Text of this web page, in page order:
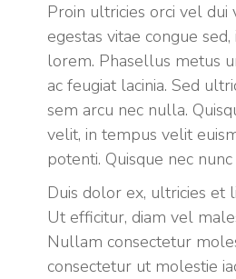
Proin ultricies orci vel
egestas vitae congue
lorem. Phasellus metus
ac feugiat lacinia. Sed
sem arcu nec nulla.
velit, in tempus velit
potenti. Quisque nec
Duis dolor ex, ultricies et
Ut efficitur, diam vel
Nullam consectetur
consectetur ut molestie